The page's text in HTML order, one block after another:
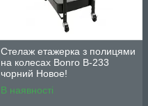
Стелаж етажерка з полицями
на колесах Bonro B-233
чорний Новое!
В наявності